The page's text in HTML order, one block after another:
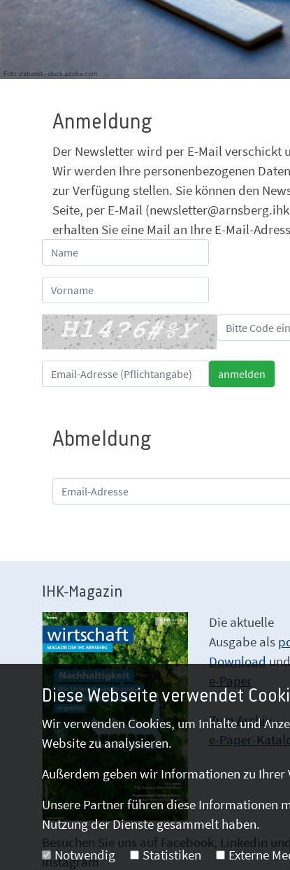
Foto: daboost - stock.adobe.com
Anmeldung
Der Newsletter wird per E-Mail verschickt
Wir werden Ihre personenbezogenen
zur Verfügung stellen. Sie können den
Seite, per E-Mail
erhalten Sie eine Mail an Ihre E-Mail-
Abmeldung
IHK-Magazin
Die aktuelle
Ausgabe als
Download
e-Paper
Zum Archiv
e-Paper-
Besuchen Sie uns auf Facebook, Linkedin und
Instagram
Diese Webseite verwendet
Wir verwenden Cookies, um Inhalte und
Website zu analysieren.
Außerdem geben wir Informationen zu Ihrer
Unsere Partner führen diese Informationen
Nutzung der Dienste gesammelt haben.
Notwendig
Statistiken Externe